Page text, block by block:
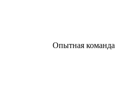
Опытная команда